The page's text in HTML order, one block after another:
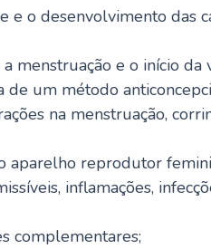
e o desenvolvimento das
menstruação e o início da
de um método
na menstruação,
aparelho reprodutor
inflamações,
complementares;